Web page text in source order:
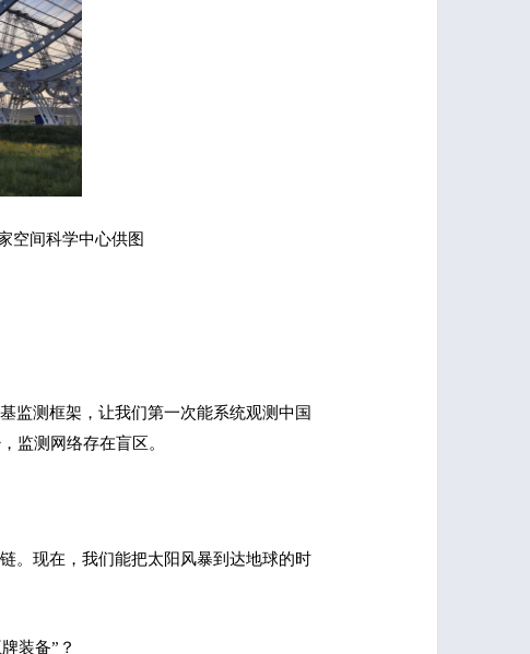
空间科学中心供图
监测框架，让我们第一次能系统观测中国
监测网络存在盲区。
。现在，我们能把太阳风暴到达地球的时
装备”？